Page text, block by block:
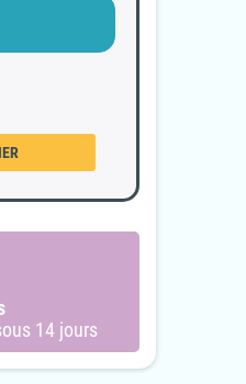
Garçon & Fille
63,10 €
14 jours